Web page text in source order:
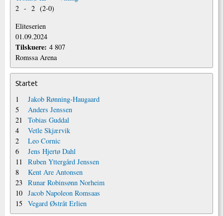
2 - 2 (2-0)
Eliteserien
01.09.2024
Tilskuere: 4 807
Romssa Arena
Startet
1
Jakob Rønning-Haugaard
5
Anders Jenssen
21
Tobias Guddal
4
Vetle Skjærvik
2
Leo Cornic
6
Jens Hjertø Dahl
11
Ruben Yttergård Jenssen
8
Kent Are Antonsen
23 Runar Robinsønn Norheim
10 Jacob Napoleon Romsaas
15 Vegard Østråt Erlien